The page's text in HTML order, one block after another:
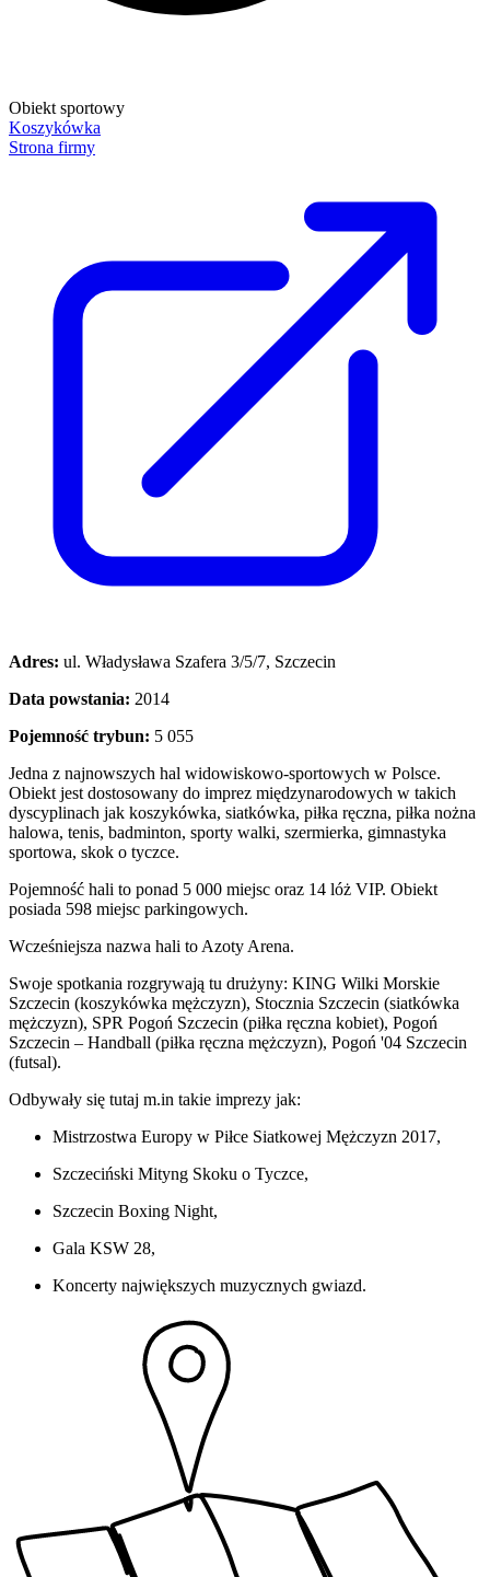
Obiekt sportowy
Koszykówka
Strona firmy
Adres: ul. Władysława Szafera 3/5/7, Szczecin
Data powstania: 2014
Pojemność trybun: 5 055
Jedna z najnowszych hal widowiskowo-sportowych w Polsce.
Obiekt jest dostosowany do imprez międzynarodowych w takich
dyscyplinach jak koszykówka, siatkówka, piłka ręczna, piłka nożna
halowa, tenis, badminton, sporty walki, szermierka, gimnastyka
sportowa, skok o tyczce.
Pojemność hali to ponad 5 000 miejsc oraz 14 lóż VIP. Obiekt
posiada 598 miejsc parkingowych.
Wcześniejsza nazwa hali to Azoty Arena.
Swoje spotkania rozgrywają tu drużyny: KING Wilki Morskie
Szczecin (koszykówka mężczyzn), Stocznia Szczecin (siatkówka
mężczyzn), SPR Pogoń Szczecin (piłka ręczna kobiet), Pogoń
Szczecin – Handball (piłka ręczna mężczyzn), Pogoń '04 Szczecin
(futsal).
Odbywały się tutaj m.in takie imprezy jak:
Mistrzostwa Europy w Piłce Siatkowej Mężczyzn 2017,
Szczeciński Mityng Skoku o Tyczce,
Szczecin Boxing Night,
Gala KSW 28,
Koncerty największych muzycznych gwiazd.